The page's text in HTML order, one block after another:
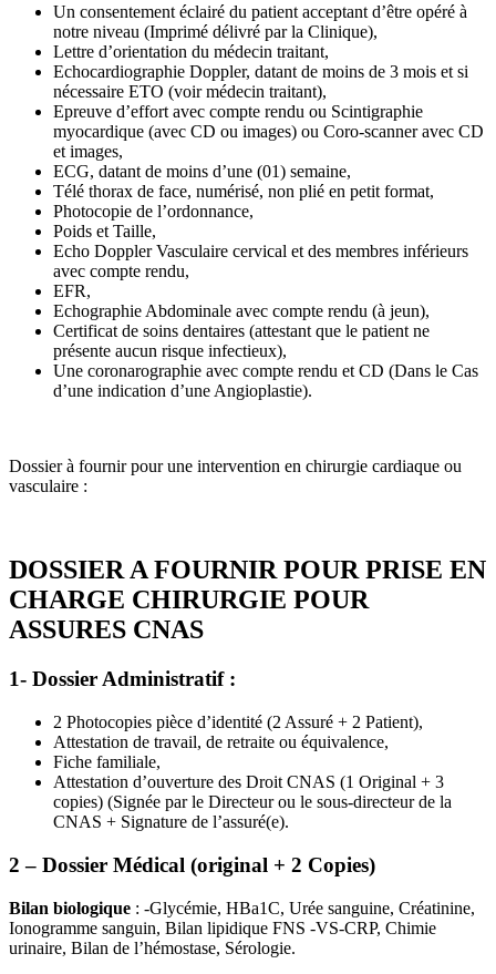
Un consentement éclairé du patient acceptant d’être opéré à
notre niveau (Imprimé délivré par la Clinique),
Lettre d’orientation du médecin traitant,
Echocardiographie Doppler, datant de moins de 3 mois et si
nécessaire ETO (voir médecin traitant),
Epreuve d’effort avec compte rendu ou Scintigraphie
myocardique (avec CD ou images) ou Coro-scanner avec CD
et images,
ECG, datant de moins d’une (01) semaine,
Télé thorax de face, numérisé, non plié en petit format,
Photocopie de l’ordonnance,
Poids et Taille,
Echo Doppler Vasculaire cervical et des membres inférieurs
avec compte rendu,
EFR,
Echographie Abdominale avec compte rendu (à jeun),
Certificat de soins dentaires (attestant que le patient ne
présente aucun risque infectieux),
Une coronarographie avec compte rendu et CD (Dans le Cas
d’une indication d’une Angioplastie).
Dossier à fournir pour une intervention en chirurgie cardiaque ou
vasculaire :
DOSSIER A FOURNIR POUR PRISE EN
CHARGE CHIRURGIE POUR
ASSURES CNAS
1- Dossier Administratif :
2 Photocopies pièce d’identité (2 Assuré + 2 Patient),
Attestation de travail, de retraite ou équivalence,
Fiche familiale,
Attestation d’ouverture des Droit CNAS (1 Original + 3
copies) (Signée par le Directeur ou le sous-directeur de la
CNAS + Signature de l’assuré(e).
2 – Dossier Médical (original + 2 Copies)
Bilan biologique : -Glycémie, HBa1C, Urée sanguine, Créatinine,
Ionogramme sanguin, Bilan lipidique FNS -VS-CRP, Chimie
urinaire, Bilan de l’hémostase, Sérologie.